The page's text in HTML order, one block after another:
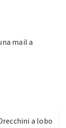
mail a
a lobo